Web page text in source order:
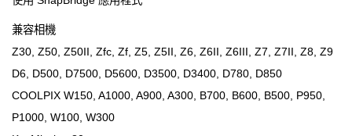
兼容相機
Z30, Z50, Z50II, Zfc, Zf, Z5, Z5II, Z6, Z6II, Z6III, Z7, Z7II, Z8, Z9
D6, D500, D7500, D5600, D3500, D3400, D780, D850
COOLPIX W150, A1000, A900, A300, B700, B600, B500, P950,
P1000, W100, W300